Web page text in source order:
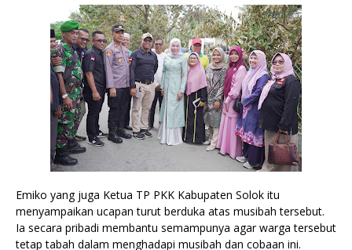
Emiko yang juga Ketua TP PKK Kabupaten Solok itu
menyampaikan ucapan turut berduka atas musibah tersebut.
Ia secara pribadi membantu semampunya agar warga tersebut
tetap tabah dalam menghadapi musibah dan cobaan ini.